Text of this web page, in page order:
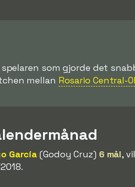
spelaren som gjorde det
mellan Rosario Central-
García (Godoy Cruz) 6 mål,